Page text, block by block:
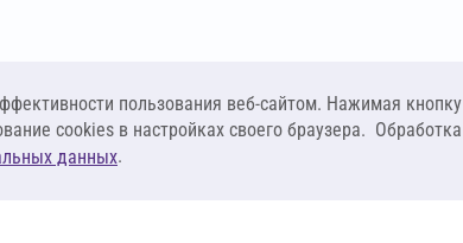
пользования веб-сайтом. Нажимая кнопку
cookies в настройках своего браузера. Обработка
данных.